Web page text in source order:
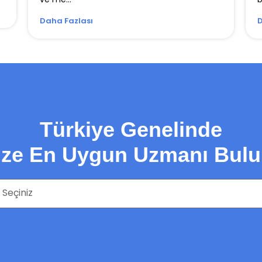
Daha Fazlası
Türkiye Genelinde
En Uygun Uzmanı